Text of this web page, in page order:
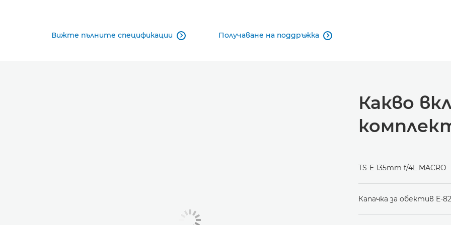
Вижте пълните спецификации  Получаване на поддръжка 
Какво
TS-E 135mm f/4L MACRO
Капачка за обектив E-